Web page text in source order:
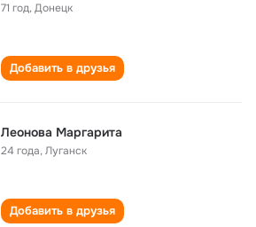
71 год,Донецк
Добавить в друзья
Леонова Маргарита
24 года,Луганск
Добавить в друзья